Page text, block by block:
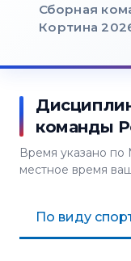
Сборная
Кортина
команды
Время указано
местное время
По виду